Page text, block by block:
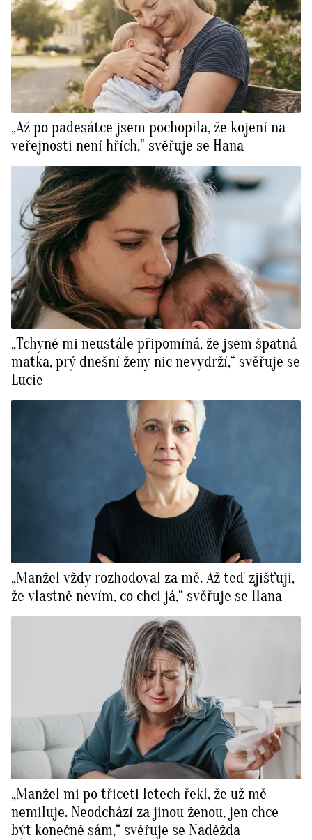
„Až po padesátce jsem pochopila, že kojení na
veřejnosti není hřích," svěřuje se Hana
„Tchyně mi neustále připomíná, že jsem špatná
matka, prý dnešní ženy nic nevydrží,“ svěřuje se
Lucie
„Manžel vždy rozhodoval za mě. Až teď zjišťuji,
že vlastně nevím, co chci já,“ svěřuje se Hana
„Manžel mi po třiceti letech řekl, že už mě
nemiluje. Neodchází za jinou ženou, jen chce
být konečně sám,“ svěřuje se Naděžda